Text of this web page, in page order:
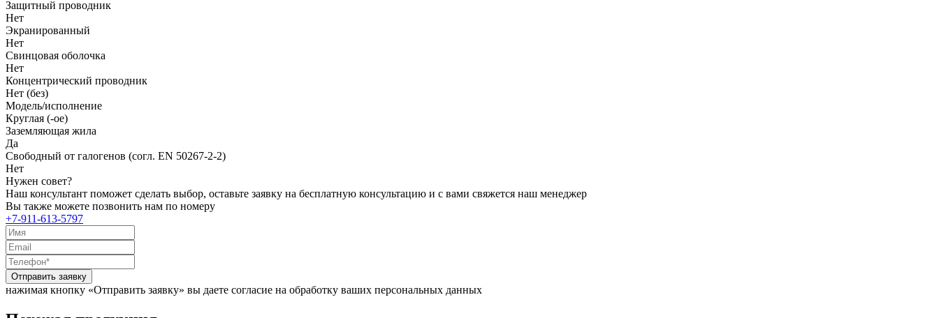
Защитный проводник
Нет
Экранированный
Нет
Свинцовая оболочка
Нет
Концентрический проводник
Нет (без)
Модель/исполнение
Круглая (-ое)
Заземляющая жила
Да
Свободный от галогенов (согл. EN 50267-2-2)
Нет
Нужен совет?
Наш консультант поможет сделать выбор, оставьте заявку на бесплатную консультацию и с вами свяжется наш менеджер
Вы также можете позвонить нам по номеру
+7-911-613-5797
Отправить заявку
нажимая кнопку «Отправить заявку» вы даете согласие на обработку ваших персональных данных